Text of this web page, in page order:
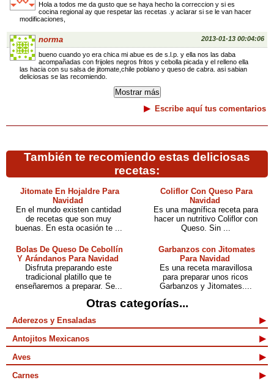
Hola a todos me da gusto que se haya hecho la correccion y si es
cocina regional ay que respetar las recetas .y aclarar si se le van hacer
modificaciones,
norma 2013-01-13 00:04:06
bueno cuando yo era chica mi abue es de s.l.p. y ella nos las daba
acompañadas con frijoles negros fritos y cebolla picada y el relleno ella
las hacia con su salsa de jitomate,chile poblano y queso de cabra. asi sabian
deliciosas se las recomiendo.
Escribe aquí tus comentarios
También te recomiendo estas deliciosas
recetas:
Jitomate En Hojaldre Para
Navidad
En el mundo existen cantidad
de recetas que son muy
buenas. En esta ocasión te ...
Coliflor Con Queso Para
Navidad
Es una magnífica receta para
hacer un nutritivo Coliflor con
Queso. Sin ...
Bolas De Queso De Cebollín
Y Arándanos Para Navidad
Disfruta preparando este
tradicional platillo que te
enseñaremos a preparar. Se...
Garbanzos con Jitomates
Para Navidad
Es una receta maravillosa
para preparar unos ricos
Garbanzos y Jitomates....
Otras categorías...
Aderezos y Ensaladas
Antojitos Mexicanos
Aves
Carnes